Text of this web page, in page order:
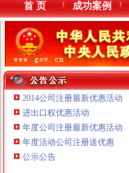
首 页 成功案例
2014公司注册最新优惠活动
进出口权优惠活动
年度公司注册最新优惠活动
年度活动公司注册送优惠
公示公告